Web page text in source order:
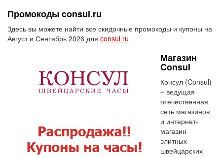
Промокоды consul.ru
Здесь вы можете найти все скидочные промокоды и купоны на
Август и Сентябрь 2026 для consul.ru
Магазин
Consul
Консул (Consul)
– ведущая
отечественная
сеть магазинов
и интернет-
магазин
элитных
швейцарских